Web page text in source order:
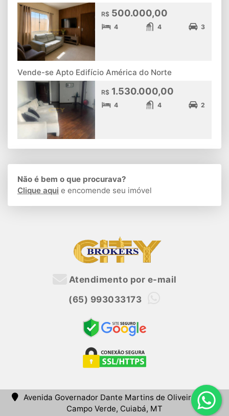
R$ 500.000,00
4 4 3
Vende-se Apto Edifício América do Norte
R$ 1.530.000,00
4 4 2
Não é bem o que procurava?
Clique aqui e encomende seu imóvel
Atendimento por e-mail
(65) 993033173
Avenida Governador Dante Martins de Oliveira, 2625,
Campo Verde, Cuiabá, MT